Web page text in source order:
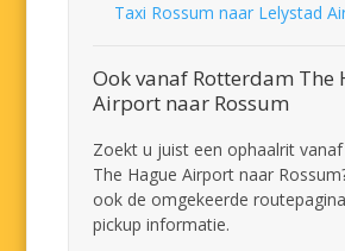
Taxi Rossum naar Lelystad
Ook vanaf Rotterdam The
Airport naar Rossum
Zoekt u juist een ophaalrit
The Hague Airport naar
ook de omgekeerde
pickup informatie.